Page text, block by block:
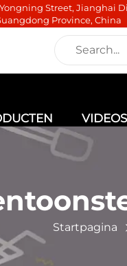
Street, Jianghai
Province, China
VIDEOS
Startpagina